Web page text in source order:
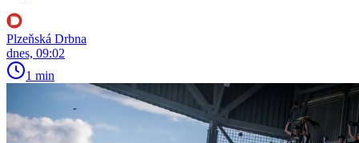
Plzeňská Drbna
dnes, 09:02
1 min